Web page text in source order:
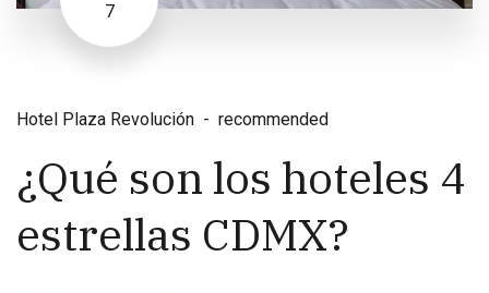
7
Hotel Plaza Revolución recommended
¿Qué son los hoteles 4
estrellas CDMX?